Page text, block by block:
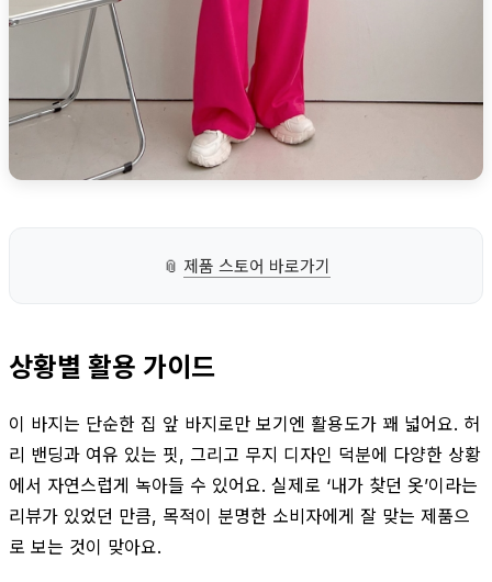
📎 제품 스토어 바로가기
상황별 활용 가이드
이 바지는 단순한 집 앞 바지로만 보기엔 활용도가 꽤 넓어요. 허
리 밴딩과 여유 있는 핏, 그리고 무지 디자인 덕분에 다양한 상황
에서 자연스럽게 녹아들 수 있어요. 실제로 ‘내가 찾던 옷’이라는
리뷰가 있었던 만큼, 목적이 분명한 소비자에게 잘 맞는 제품으
로 보는 것이 맞아요.